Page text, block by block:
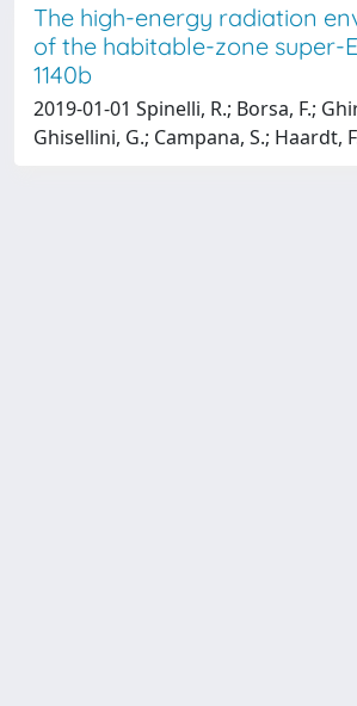
The high-energy radiation
of the habitable-zone super-
1140b
2019-01-01 Spinelli, R.; Borsa, F.;
Ghisellini, G.; Campana, S.; Haardt,